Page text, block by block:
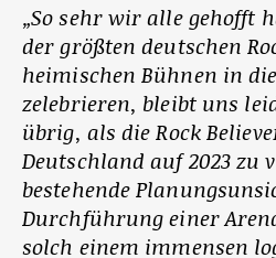
„So sehr wir alle gehofft
der größten deutschen
heimischen Bühnen in
zelebrieren, bleibt uns
übrig, als die Rock
Deutschland auf 2023 zu
bestehende
Durchführung einer
solch einem immensen